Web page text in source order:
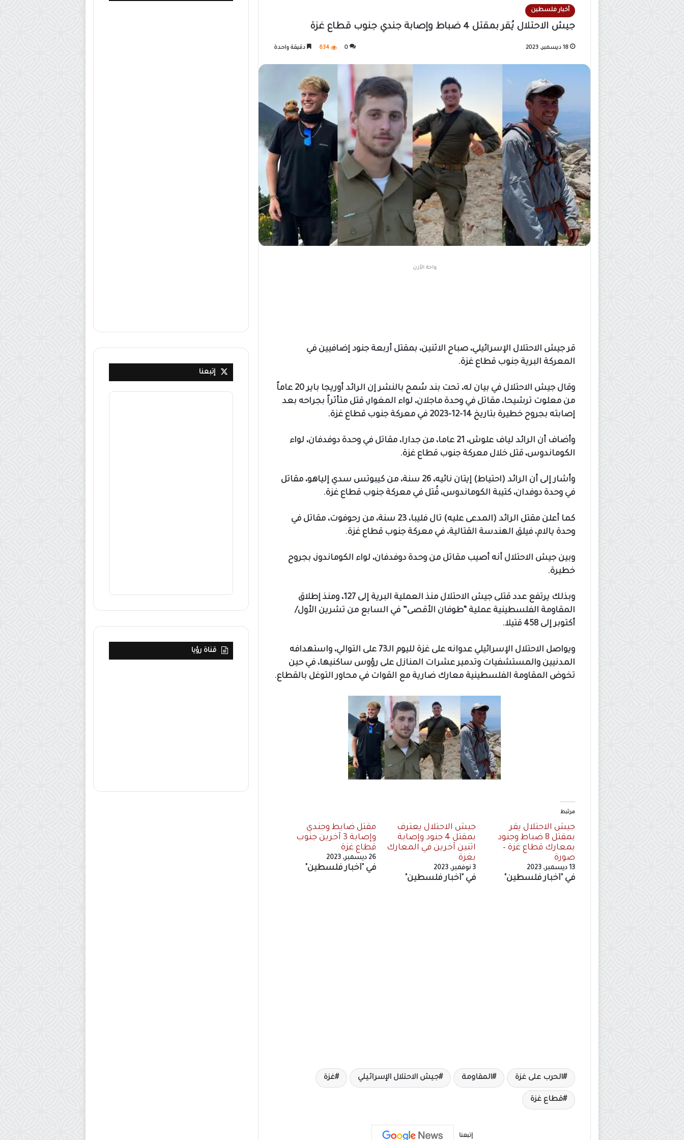
أخبار فلسطين
جيش الاحتلال يُقر بمقتل 4 ضباط وإصابة جندي جنوب قطاع غزة
18 ديسمبر، 2023 0
634 دقيقة واحدة
واحة الأرن
قر جيش الاحتلال الإسرائيلي، صباح الاثنين، بمقتل أربعة جنود إضافيين في
المعركة البرية جنوب قطاع غزة.
وقال جيش الاحتلال في بيان له، تحت بند سُمح بالنشر إن الرائد أوريجا باير 20 عاماً
من معلوت ترشيحا، مقاتل في وحدة ماجلان، لواء المغوار، قتل متأثراً بجراحه بعد
إصابته بجروح خطيرة بتاريخ 14-12-2023 في معركة جنوب قطاع غزة.
وأضاف أن الرائد لياف علوش، 21 عاما، من جدارا، مقاتل في وحدة دوفدفان، لواء
الكوماندوس، قتل خلال معركة جنوب قطاع غزة.
وأشار إلى أن الرائد (احتياط) إيتان نائيه، 26 سنة، من كيبوتس سدي إلياهو، مقاتل
في وحدة دوفدان، كتيبة الكوماندوس، قُتل في معركة جنوب قطاع غزة.
كما أعلن مقتل الرائد (المدعى عليه) تال فليبا، 23 سنة، من رحوفوت، مقاتل في
وحدة يالام، فيلق الهندسة القتالية، في معركة جنوب قطاع غزة.
وبين جيش الاحتلال أنه أصيب مقاتل من وحدة دوفدفان، لواء الكوماندوز، بجروح
خطيرة.
وبذلك يرتفع عدد قتلى جيش الاحتلال منذ العملية البرية إلى 127، ومنذ إطلاق
المقاومة الفلسطينية عملية “طوفان الأقصى” في السابع من تشرين الأول/
أكتوبر إلى 458 قتيلا.
ويواصل الاحتلال الإسرائيلي عدوانه على غزة لليوم الـ73 على التوالي، واستهدافه
المدنيين والمستشفيات وتدمير عشرات المنازل على رؤوس ساكنيها، في حين
تخوض المقاومة الفلسطينية معارك ضارية مع القوات في محاور التوغل بالقطاع.
مرتبط
جيش الاحتلال يقر
بمقتل 8 ضباط وجنود
بمعارك قطاع غزة –
صورة
13 ديسمبر، 2023
في "أخبار فلسطين"
جيش الاحتلال يعترف
بمقتل 4 جنود وإصابة
اثنين آخرين في المعارك
بغزة
3 نوفمبر، 2023
في "أخبار فلسطين"
مقتل ضابط وجندي
وإصابة 3 آخرين جنوب
قطاع غزة
26 ديسمبر، 2023
في "أخبار فلسطين"
الحرب على غزة المقاومة جيش الاحتلال الإسرائيلي غزة
قطاع غزة
إتبعنا
إتبعنا
قناة رؤيا